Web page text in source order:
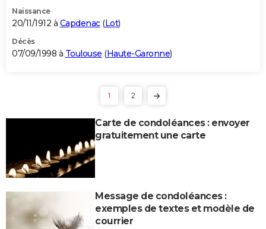
Naissance
20/11/1912 à Capdenac(Lot)
Décès
07/09/1998 à Toulouse (Haute-Garonne)
1 2
Carte de condoléances : envoyer
gratuitement une carte
Message de condoléances :
exemples de textes et modèle de
courrier